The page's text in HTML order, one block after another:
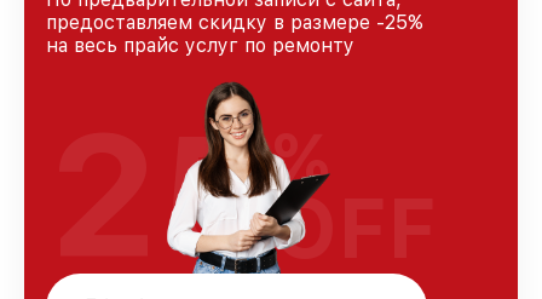
предоставляем скидку в размере -25%
на весь прайс услуг по ремонту
25%
OFF